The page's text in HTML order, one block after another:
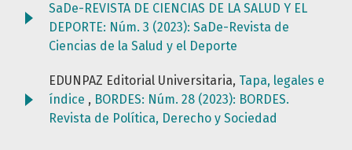
SaDe-REVISTA DE CIENCIAS DE LA SALUD Y EL
DEPORTE: Núm. 3 (2023): SaDe-Revista de
Ciencias de la Salud y el Deporte
EDUNPAZ Editorial Universitaria, Tapa, legales e
índice , BORDES: Núm. 28 (2023): BORDES.
Revista de Política, Derecho y Sociedad